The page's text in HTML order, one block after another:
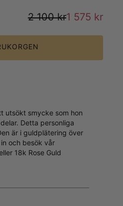
2 100 kr1 575 kr
utsökt smycke som hon
Detta personliga
är i guldplätering över
och besök vår
18k Rose Guld